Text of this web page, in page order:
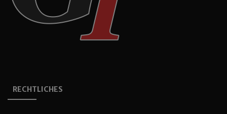
RECHTLICHES